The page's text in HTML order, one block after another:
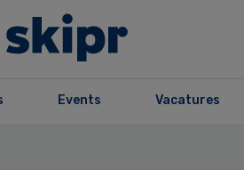
Events Vacatures